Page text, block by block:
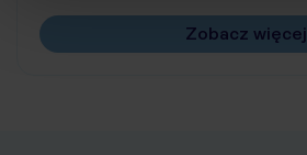
Zobacz więcej